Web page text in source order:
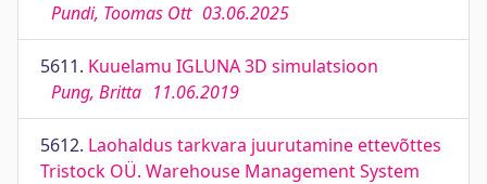
Pundi, Toomas Ott 03.06.2025
5611. Kuuelamu IGLUNA 3D simulatsioon
Pung, Britta 11.06.2019
5612. Laohaldus tarkvara juurutamine ettevõttes
Tristock OÜ. Warehouse Management System